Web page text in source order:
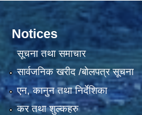
Notices
सूचना तथा समाचार
सार्वजनिक खरीद /बोलपत्र सूचना
एन, कानुन तथा निर्देशिका
कर तथा शुल्कहरु